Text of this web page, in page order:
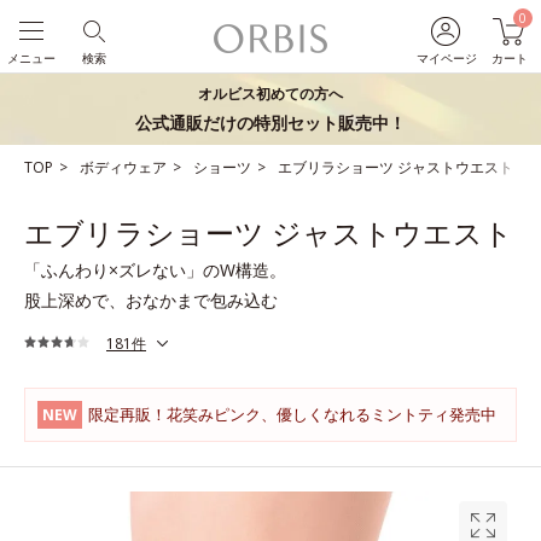
マイページ
0
カート
検索
メニュー
オルビス初めての方へ
公式通販だけの特別セット販売中！
TOP ボディウェア ショーツ エブリラショーツ ジャストウエスト
エブリラショーツ ジャストウエスト
「ふんわり×ズレない」のW構造。
股上深めで、おなかまで包み込む
181件
NEW 限定再販！花笑みピンク、優しくなれるミントティ発売中